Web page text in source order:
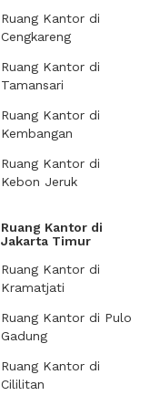
Ruang Kantor di
Cengkareng
Ruang Kantor di
Tamansari
Ruang Kantor di
Kembangan
Ruang Kantor di
Kebon Jeruk
Ruang Kantor di
Jakarta Timur
Ruang Kantor di
Kramatjati
Ruang Kantor di Pulo
Gadung
Ruang Kantor di
Cililitan